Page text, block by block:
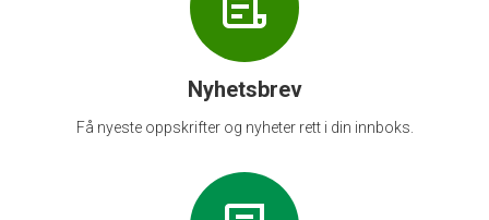
Nyhetsbrev
Få nyeste oppskrifter og nyheter rett i din innboks.